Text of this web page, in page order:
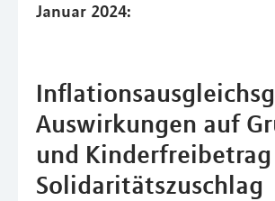
Januar 2024:
Auswirkungen auf
und
Solidaritätszuschlag